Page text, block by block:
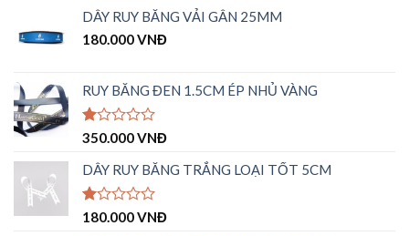
DÂY RUY BĂNG VẢI GÂN 25MM
180.000VNĐ
RUY BĂNG ĐEN 1.5CM ÉP NHỦ VÀNG
Được
hạng
1.00
5
sao
350.000VNĐ
DÂY RUY BĂNG TRẮNG LOẠI TỐT 5CM
Được
180.000VNĐ